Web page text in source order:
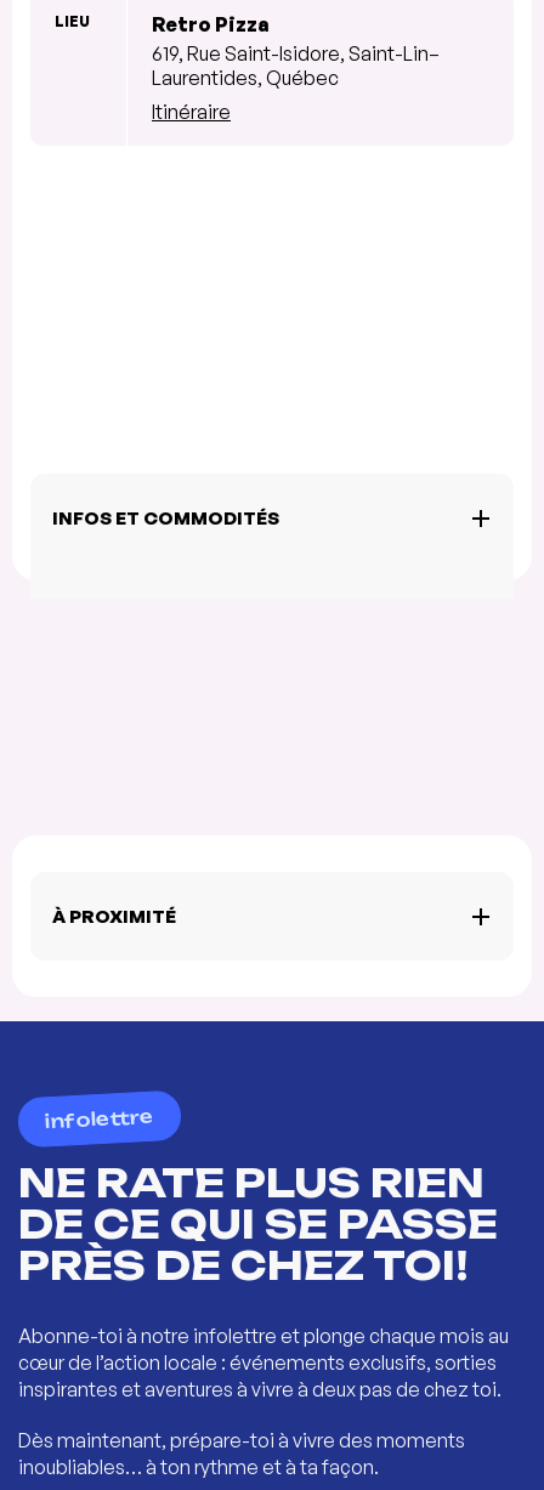
LIEU
Retro Pizza
619, Rue Saint-Isidore, Saint-Lin–
Laurentides, Québec
Itinéraire
INFOS ET COMMODITÉS
À PROXIMITÉ
infolettre
NE RATE PLUS RIEN
DE CE QUI SE PASSE
PRÈS DE CHEZ TOI!
Abonne-toi à notre infolettre et plonge chaque mois au
cœur de l’action locale : événements exclusifs, sorties
inspirantes et aventures à vivre à deux pas de chez toi.
Dès maintenant, prépare-toi à vivre des moments
inoubliables… à ton rythme et à ta façon.